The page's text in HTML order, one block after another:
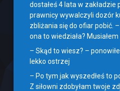
dostałeś 4 lata w
prawnicy wywalczyli dozór
zbliżania się do ofiar pobić.
ona to wiedziała?
– Skąd to wiesz? –
lekko ostrzej
– Po tym jak wyszedłeś to
Z siłowni zdobyłam twoje